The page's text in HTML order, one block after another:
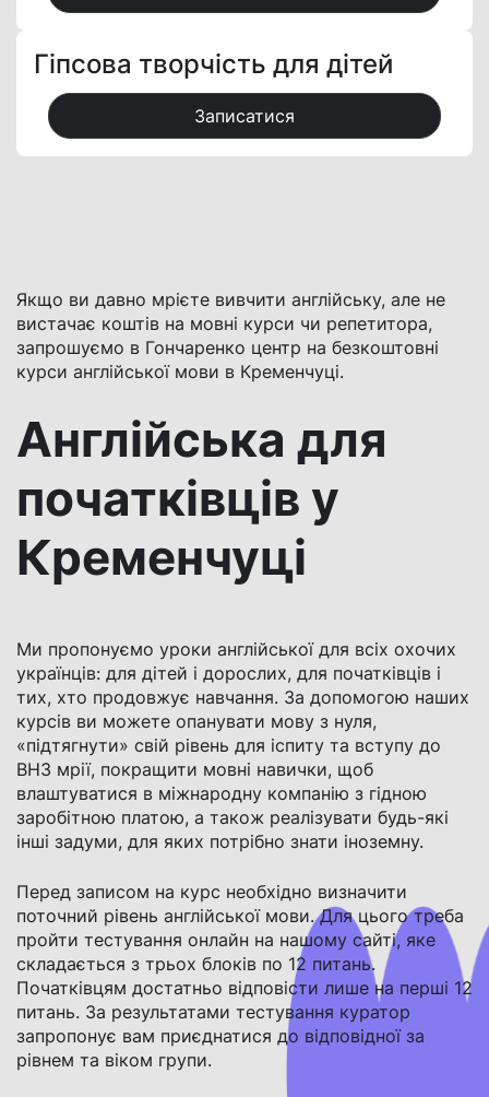
Гіпсова творчість для дітей
Записатися
Якщо ви давно мрієте вивчити англійську, але не
вистачає коштів на мовні курси чи репетитора,
запрошуємо в Гончаренко центр на безкоштовні
курси англійської мови в Кременчуці.
Англійська для
початківців у
Кременчуці
Ми пропонуємо уроки англійськоїдля всіх охочих
українців: для дітей і дорослих, для початківців і
тих, хто продовжує навчання. За допомогою наших
курсів ви можете опанувати мову з нуля,
«підтягнути» свій рівень для іспиту та вступу до
ВНЗ мрії, покращити мовні навички, щоб
влаштуватися в міжнародну компанію з гідною
заробітною платою, а також реалізувати будь-які
інші задуми, для яких потрібно знати іноземну.
Перед записом на курс необхідно визначити
поточний рівень англійської мови. Для цього треба
пройти тестування онлайн на нашому сайті, яке
складається з трьох блоків по 12 питань.
Початківцям достатньо відповісти лише на перші 12
питань. За результатами тестування куратор
запропонує вам приєднатися до відповідної за
рівнем та віком групи.